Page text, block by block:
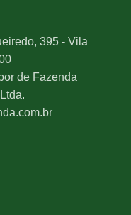
395 - Vila
de Fazenda